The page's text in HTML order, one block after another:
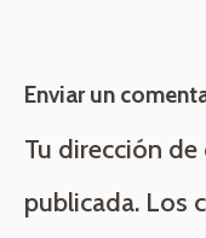
Enviar un
Tu dirección
publicada. Los